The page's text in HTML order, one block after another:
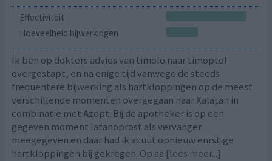
Effectiviteit
Hoeveelheid bijwerkingen
Ik ben op dokters advies van timolo naar timoptol
overgestapt, en na enige tijd vanwege de steeds
frequentere bijwerking als hartkloppingen op de meest
verschillende momenten overgegaan naar Xalatan in
combinatie met Azopt. Bij de apotheker is op een
gegeven moment latanoprost als vervanger
meegegeven en daar had ik acuut opnieuw enrstige
hartkloppingen bij gekregen. Op aa [lees meer...]